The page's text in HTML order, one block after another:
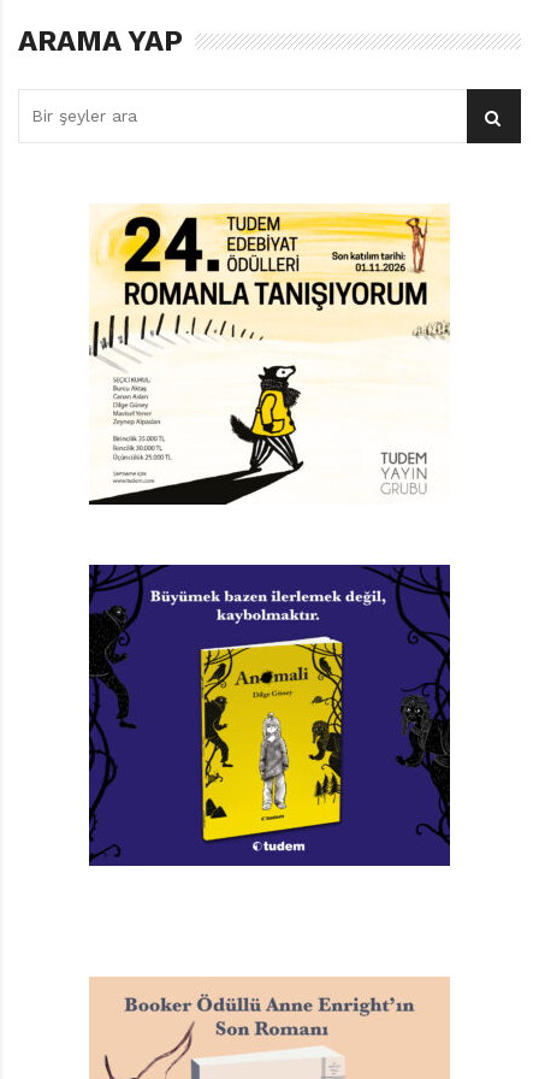
karakterleriyle Betty Boop tiplemesinden aldığı göz
olur ve animenin (Japon çizgi filmi) kolay üretim yolunu
icat eder.
Manga ve anime, Japonya’nın önemli ihraç ürünleridir.
Verilere göre manga pazarı bugün dünya genelinde 600
milyar yenin üzerindeyken, anime pazarı yaklaşık 25
milyar dolara ulaşmaktadır. Önemli bir gelir kapısı
olmalarının yanı sıra, bu iki ürün aynı zamanda
Japonya’nın dünyaya tanıtılmasında ve bir güç olarak
kabul görmesinde büyük rol oynamaktadır. Bu da sert
askeri müdahaleler yerine, popüler kültürün yardımıyla
“yumuşak güç” kullanımıyla gerçekleşir; üstelik ABD
propaganda niteliğindeki bir güç gösterisine
dönüştürmeden…
Mangada da tıpkı diğer çizgi roman ekollerinde olduğu
üzere, iyilik kötülükle veya karşıtlarla veya bir ötekiyle
çatışır. Ancak gördüğüm kadarıyla mangalarda “öteki”
kavramının siyasi hiçbir karşılığı bulunmamaktadır. Ana
eksen insanlığın ve özellikle de çocukların, ergenlerin
ve gençlerin ortak kaygılarıdır. İster gerçekçi bir
düzlemde ister fantastik bir âlemde olsun ötekinin
ARAMA YAP